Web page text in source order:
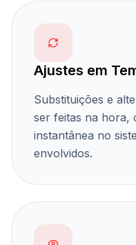
Ajustes em
Substituições e
ser feitas na hora,
instantânea no
envolvidos.